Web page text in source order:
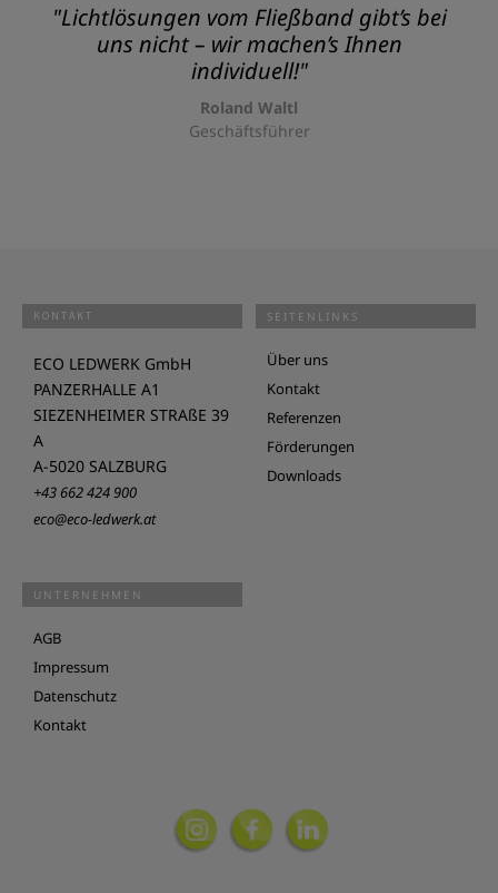
"Lichtlösungen vom Fließband gibt’s bei
uns nicht – wir machen’s Ihnen
individuell!"
Roland Waltl
Geschäftsführer
KONTAKT
ECO LEDWERK GmbH
PANZERHALLE A1
SIEZENHEIMER STRAßE 39
A
A-5020 SALZBURG
+43 662 424 900
eco@eco-ledwerk.at
SEITENLINKS
Über uns
Kontakt
Referenzen
Förderungen
Downloads
UNTERNEHMEN
AGB
Impressum
Datenschutz
Kontakt